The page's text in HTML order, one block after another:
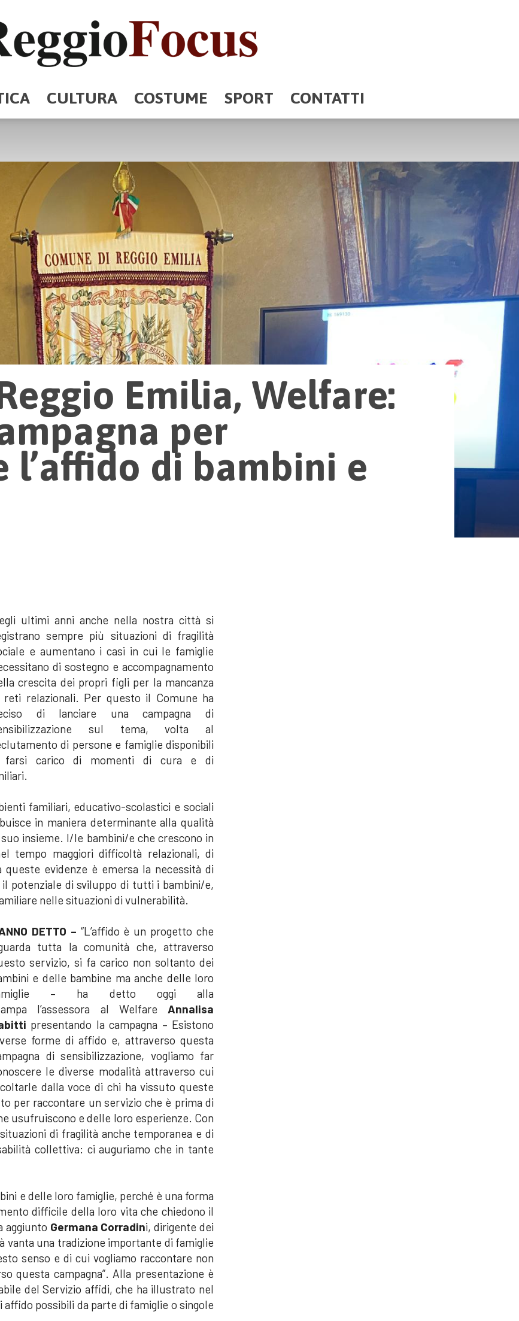
CULTURA COSTUME SPORT CONTATTI
Emilia, Welfare:
per
l’affido di bambini e
ultimi anni anche nella nostra città si
sempre più situazioni di fragilità
e aumentano i casi in cui le famiglie
di sostegno e accompagnamento
crescita dei propri figli per la mancanza
reti relazionali. Per questo il Comune ha
di lanciare una campagna di
sul tema, volta al
di persone e famiglie disponibili
farsi carico di momenti di cura e di
familiari, educativo-scolastici e sociali
in maniera determinante alla qualità
insieme. I/le bambini/e che crescono in
tempo maggiori difficoltà relazionali, di
evidenze è emersa la necessità di
potenziale di sviluppo di tutti i bambini/e,
nelle situazioni di vulnerabilità.
DETTO – “L’affido è un progetto che
tutta la comunità che, attraverso
servizio, si fa carico non soltanto dei
e delle bambine ma anche delle loro
– ha detto oggi alla
l’assessora al Welfare Annalisa
presentando la campagna – Esistono
forme di affido e, attraverso questa
di sensibilizzazione, vogliamo far
le diverse modalità attraverso cui
dalla voce di chi ha vissuto queste
per raccontare un servizio che è prima di
usufruiscono e delle loro esperienze. Con
di fragilità anche temporanea e di
collettiva: ci auguriamo che in tante
e delle loro famiglie, perché è una forma
difficile della loro vita che chiedono il
aggiunto Germana Corradini, dirigente dei
vanta una tradizione importante di famiglie
senso e di cui vogliamo raccontare non
questa campagna”. Alla presentazione è
del Servizio affidi, che ha illustrato nel
possibili da parte di famiglie o singole